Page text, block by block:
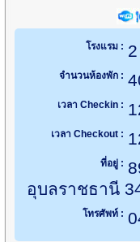
โรงแรม :
จำนวนห้องพัก :
เวลา Checkin :
เวลา Checkout :
ที่อยู่ :
อุบลราชธานี
โทรศัพท์ :